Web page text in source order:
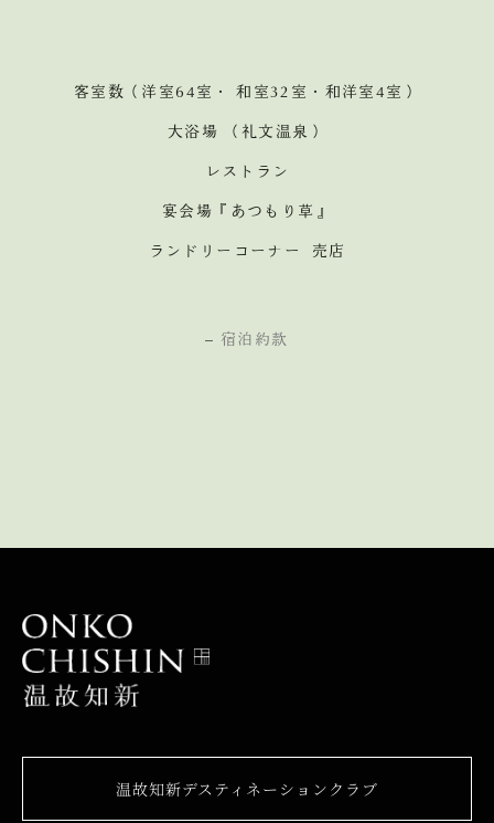
客室数（洋室64室・ 和室32室・和洋室4室）
大浴場 （礼文温泉）
レストラン
宴会場『あつもり草』
ランドリーコーナー 売店
– 宿泊約款
温故知新デスティネーションクラブ